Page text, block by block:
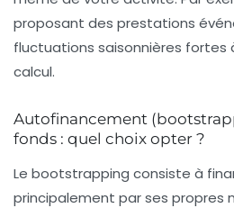
proposant des prestations
fluctuations saisonnières fortes
calcul.
Autofinancement
fonds : quel choix opter ?
Le bootstrapping consiste à
principalement par ses propres